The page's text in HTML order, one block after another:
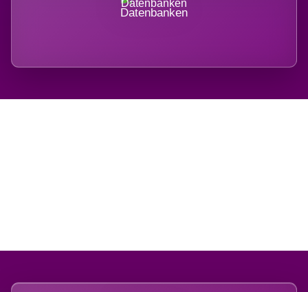
Datenbanken